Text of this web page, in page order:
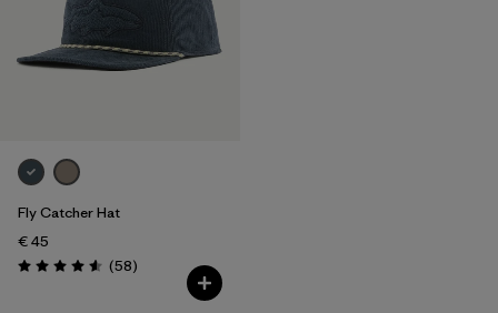
Fly Catcher Hat
€ 45
Bewertung: 4.6 / 5
(58Rezensionen
)